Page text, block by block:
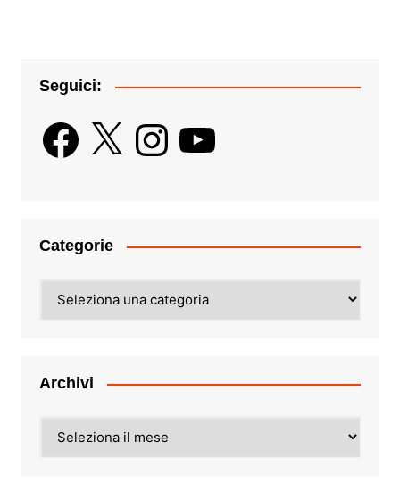
Seguici:
Facebook
X InstagramYouTube
Categorie
Archivi